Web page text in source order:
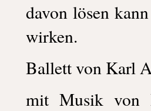
davon lösen
wirken.
Ballett von Karl
mit Musik von